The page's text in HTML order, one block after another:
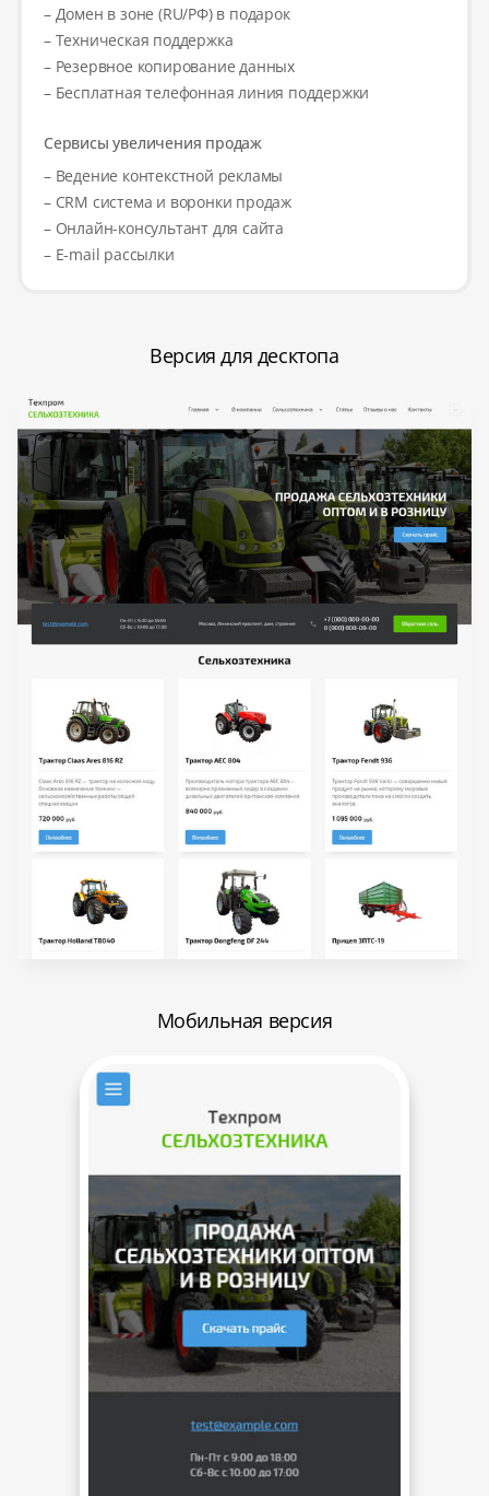
– Домен в зоне (RU/РФ) в подарок
– Техническая поддержка
– Резервное копирование данных
– Бесплатная телефонная линия поддержки
Сервисы увеличения продаж
– Ведение контекстной рекламы
– CRM система и воронки продаж
– Онлайн-консультант для сайта
– E-mail рассылки
Версия для десктопа
Мобильная версия